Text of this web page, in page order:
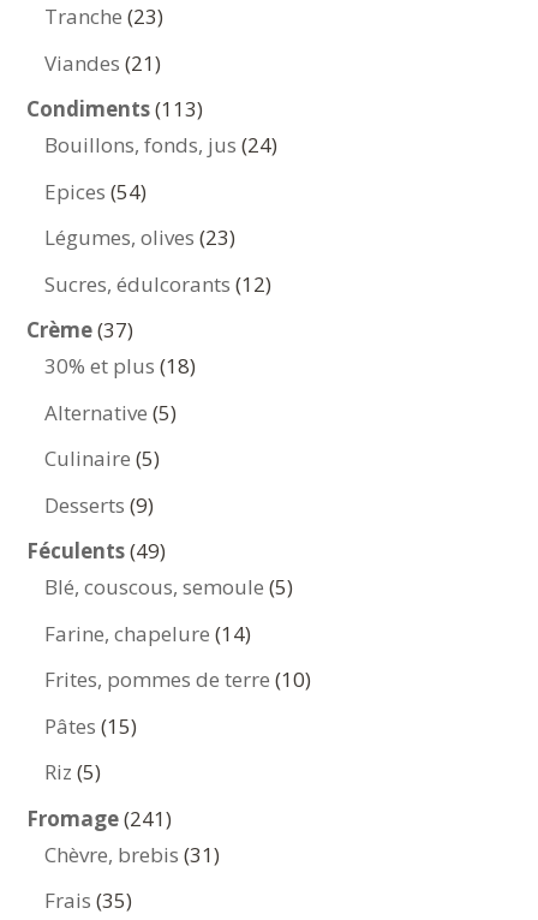
Tranche 2323
produits
Viandes 2121
produits
Condiments 113113
produits
Bouillons, fonds, jus 2424
Epices 5454
produits
Légumes, olives 2323
produits
Sucres, édulcorants 1212
Crème 3737
produits
30% et plus 1818
Alternative 55
Culinaire 55
Desserts 99
produits
Féculents 4949
produits
Blé, couscous, semoule 55
Farine, chapelure 1414
produits
Frites, pommes de terre 1010
Pâtes 1515
Riz 55
produits
Fromage 241241
produits
Chèvre, brebis 3131
Frais 3535